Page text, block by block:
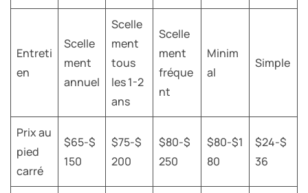
Entreti
en
Scelle
ment
annuel
Scelle
ment
tous
les 1-2
ans
Scelle
ment
fréque
nt
Minim
al
Simple
Prix au
pied
carré
$65-$
150
$75-$
200
$80-$
250
$80-$1
80
$24-$
36